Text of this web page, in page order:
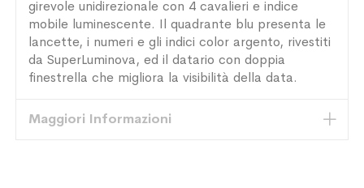
girevole unidirezionale con 4 cavalieri e indice
mobile luminescente. Il quadrante blu presenta le
lancette, i numeri e gli indici color argento, rivestiti
da SuperLuminova, ed il datario con doppia
finestrella che migliora la visibilità della data.
Maggiori Informazioni